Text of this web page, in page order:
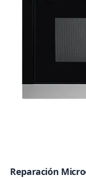
Reparación